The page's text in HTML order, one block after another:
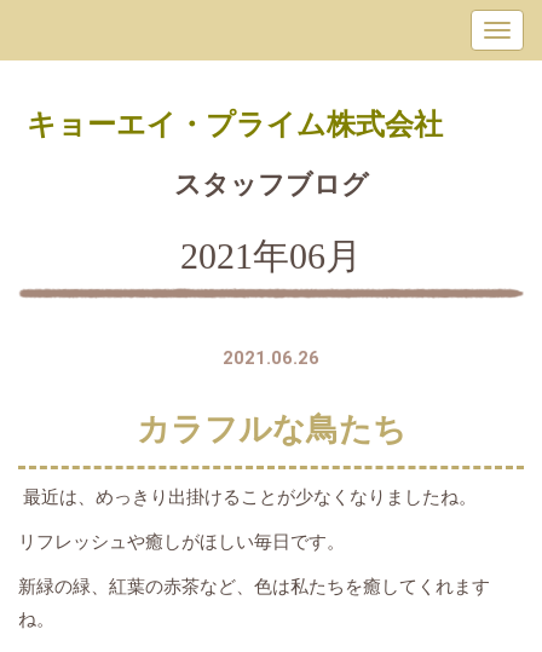
キョーエイ・プライム株式会社
スタッフブログ
2021年06月
2021.06.26
カラフルな鳥たち
最近は、めっきり出掛けることが少なくなりましたね。
リフレッシュや癒しがほしい毎日です。
新緑の緑、紅葉の赤茶など、色は私たちを癒してくれます
ね。